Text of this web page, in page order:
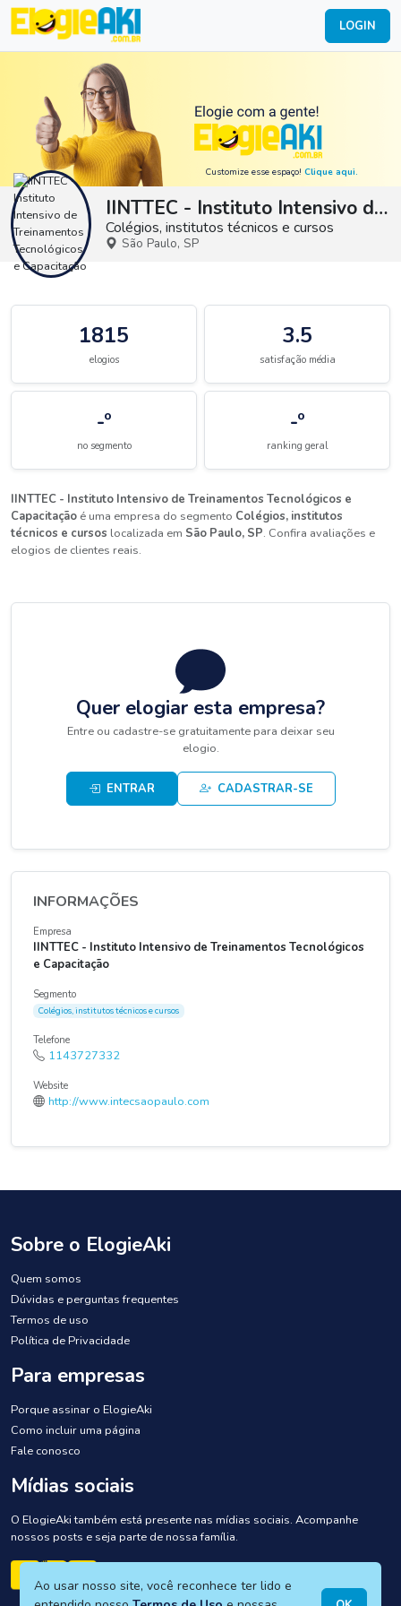
LOGIN
Customize esse espaço! Clique aqui.
IINTTEC - Instituto Intensivo de Treinamentos Tecnológicos e Capacitação
Colégios, institutos técnicos e cursos
São Paulo, SP
1815
elogios
3.5
satisfação média
-º
no segmento
-º
ranking geral
IINTTEC - Instituto Intensivo de Treinamentos Tecnológicos e
Capacitação é uma empresa do segmento Colégios, institutos
técnicos e cursos localizada em São Paulo, SP. Confira avaliações e
elogios de clientes reais.
Quer elogiar esta empresa?
Entre ou cadastre-se gratuitamente para deixar seu
elogio.
ENTRAR CADASTRAR-SE
INFORMAÇÕES
Empresa
IINTTEC - Instituto Intensivo de Treinamentos Tecnológicos
e Capacitação
Segmento
Colégios, institutos técnicos e cursos
Telefone
1143727332
Website
http://www.intecsaopaulo.com
Sobre o ElogieAki
Quem somos
Dúvidas e perguntas frequentes
Termos de uso
Política de Privacidade
Para empresas
Porque assinar o ElogieAki
Como incluir uma página
Fale conosco
Mídias sociais
O ElogieAki também está presente nas mídias sociais. Acompanhe
nossos posts e seja parte de nossa família.
Ao usar nosso site, você reconhece ter lido e